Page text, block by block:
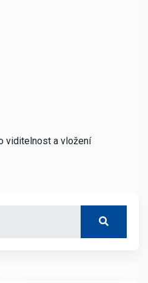
viditelnost a vložení